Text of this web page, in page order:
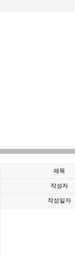
제목
작성자
작성일자